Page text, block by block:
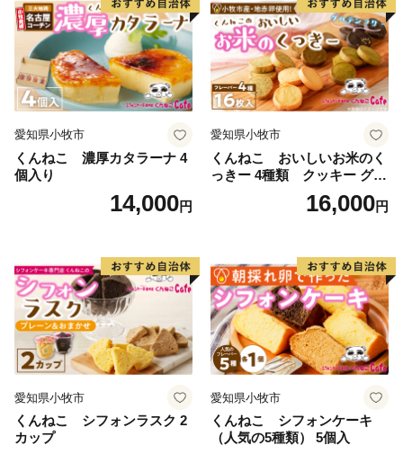
り、新居浜市内在住の方からのご寄附につきましては、
返礼品の送付を取りやめることといたしましたのでご了
承ください。
【返礼品・お届け・寄付についてのお問い合わせ】
新居浜市ふるさと納税担当窓口
TEL 050-1730-1245
FAX 050-3537-1729
niihama@furusato-supports.com
愛知県小牧市
くんねこ 濃厚カタラーナ 4
個入り
14,000円
愛知県小牧市
くんねこ おいしいお米のく
っきー 4種類 クッキー グル
16,000円
愛知県小牧市
くんねこ シフォンラスク 2
カップ
愛知県小牧市
くんねこ シフォンケーキ
（人気の5種類） 5個入